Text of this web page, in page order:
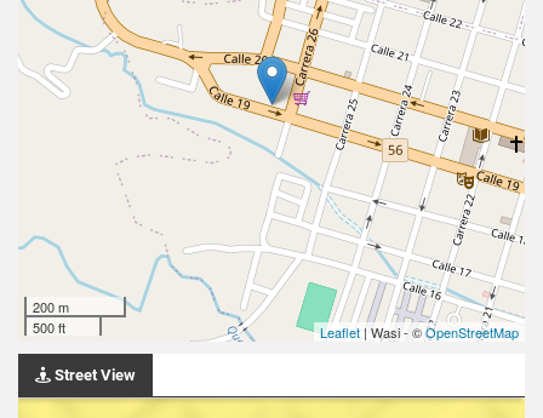
200 m
500 ft
Leaflet | Wasi - ©OpenStreetMap
Street View